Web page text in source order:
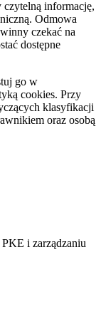
czytelną informację,
Odmowa
czekać na
dostępne
go w
cookies. Przy
klasyfikacji
oraz osobą
i zarządzaniu